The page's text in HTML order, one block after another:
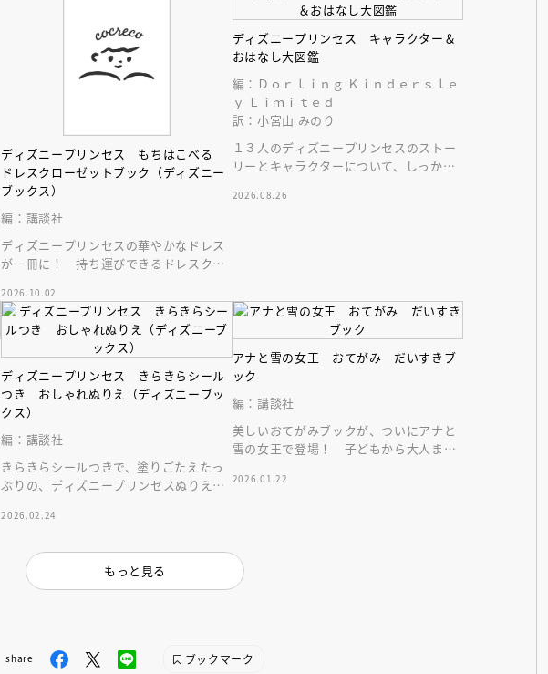
ディズニープリンセス もちはこべる
ドレスクローゼットブック（ディズニー
ブックス）
編：講談社
ディズニープリンセスの華やかなドレス
が一冊に！ 持ち運びできるドレスクロ
の世界へ♪
2026.10.02
ディズニープリンセス キャラクター＆
おはなし大図鑑
編：Ｄｏｒｌｉｎｇ Ｋｉｎｄｅｒｓｌｅ
ｙ Ｌｉｍｉｔｅｄ
訳：小宮山 みのり
１３人のディズニープリンセスのストー
リーとキャラクターについて、しっかり
2026.08.26
ディズニープリンセス きらきらシール
つき おしゃれぬりえ（ディズニーブッ
クス）
編：講談社
きらきらシールつきで、塗りごたえたっ
ぷりの、ディズニープリンセスぬりえ。
2026.02.24
アナと雪の女王 おてがみ だいすきブ
ック
編：講談社
美しいおてがみブックが、ついにアナと
雪の女王で登場！ 子どもから大人まで
2026.01.22
もっと見る
share ブックマーク
オンライン
【アーカイブ配信中】講談社絵本新
人賞オンラインセミナー 受賞作家
と担当編集者が語る「絵本創作実践
会員限定 オンライン
アーカイブ配信中【第67回講談社児
童文学新人賞】受賞作家と前選考委
員に聞く「児童文学創作セミナー」